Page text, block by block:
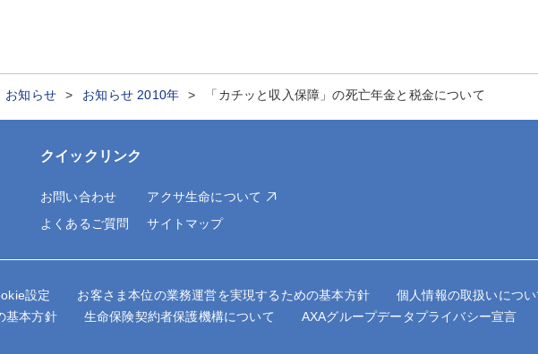
お知らせ お知らせ 2010年 「カチッと収入保障」の死亡年金と税金について
クイックリンク
お問い合わせ
アクサ生命について
よくあるご質問
サイトマップ
設定 お客さま本位の業務運営を実現するための基本方針
個人情報の取扱いについ
基本方針 生命保険契約者保護機構について
AXAグループデータプライバシー宣言